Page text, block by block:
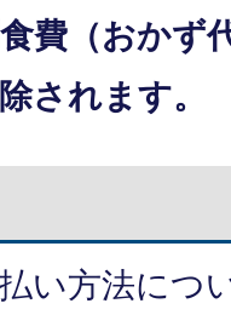
費（おかず
されます。
い方法につ